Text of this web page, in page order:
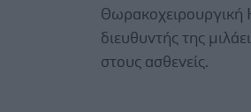
Θωρακοχειρουργική
διευθυντής της
στους ασθενείς.